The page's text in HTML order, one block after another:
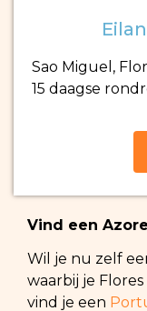
Sao Miguel,
15 daagse
Vind een
Wil je nu zelf
waarbij je
vind je een